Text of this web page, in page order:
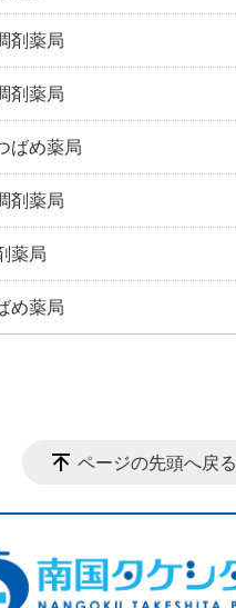
剤薬局
剤薬局
ばめ薬局
剤薬局
薬局
め薬局
ページの先頭へ戻る